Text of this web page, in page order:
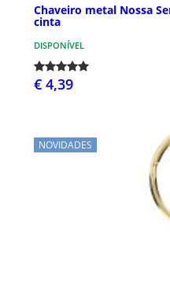
Chaveiro metal Nossa
cinta
DISPONÍVEL
€ 4,39
NOVIDADES